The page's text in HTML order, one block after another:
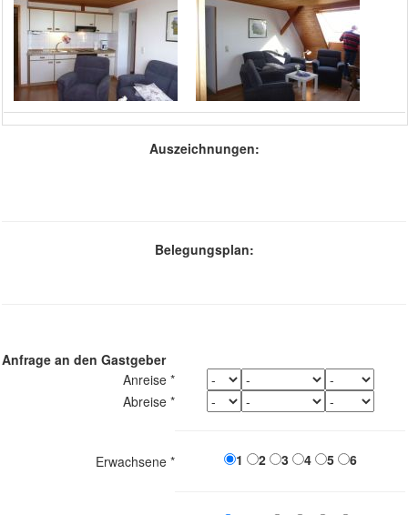
Auszeichnungen:
Belegungsplan:
Anfrage an den Gastgeber
Anreise *
Abreise *
Erwachsene * 1 2 3 4 5 6